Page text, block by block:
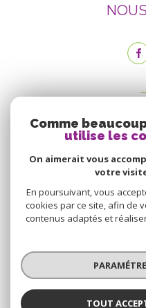
NOUS
© 2026 |
Comme
utilise les
On aimerait vous
votre
En poursuivant, vous
cookies par ce site, afin de
contenus adaptés et
TOUT